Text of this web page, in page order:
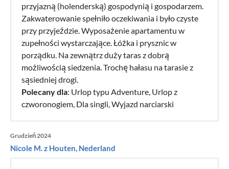
przyjazną (holenderską) gospodynią i gospodarzem.
Zakwaterowanie spełniło oczekiwania i było czyste
przy przyjeździe. Wyposażenie apartamentu w
zupełności wystarczające. Łóżka i prysznic w
porządku. Na zewnątrz duży taras z dobrą
możliwością siedzenia. Trochę hałasu na tarasie z
sąsiedniej drogi.
Polecany dla: Urlop typu Adventure, Urlop z
czworonogiem, Dla singli, Wyjazd narciarski
Grudzień 2024
Nicole M. z Houten, Nederland